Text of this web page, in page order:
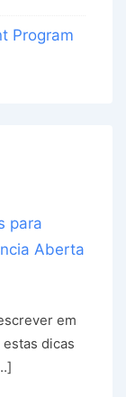
Program
para
Aberta
em
dicas